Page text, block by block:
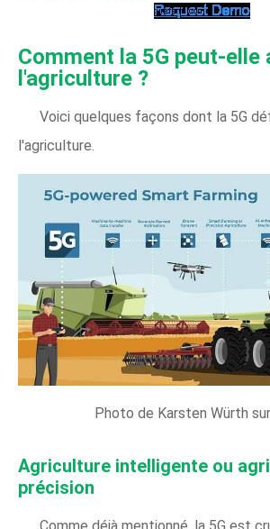
Comment la 5G peut-elle
l'agriculture ?
Voici quelques façons dont la 5G
l'agriculture.
Photo de Karsten Würth
Agriculture intelligente ou
précision